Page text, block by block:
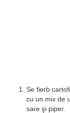
Se fierb
cu un mix de
sare şi piper.